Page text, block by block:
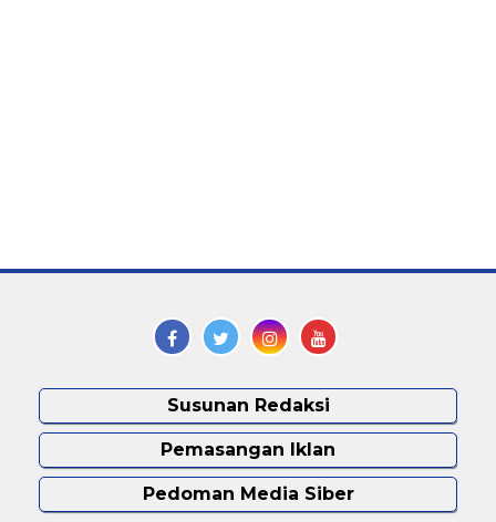
Susunan Redaksi
Pemasangan Iklan
Pedoman Media Siber